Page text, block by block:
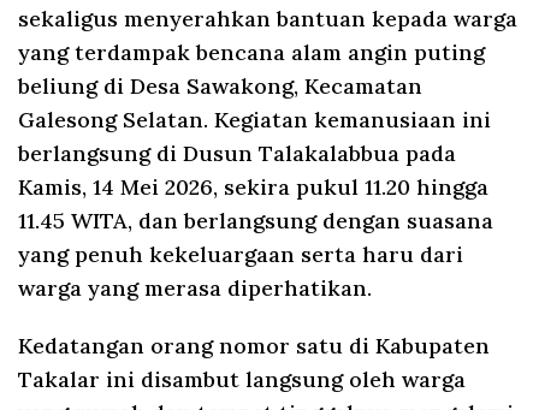
sekaligus menyerahkan bantuan kepada warga
yang terdampak bencana alam angin puting
beliung di Desa Sawakong, Kecamatan
Galesong Selatan. Kegiatan kemanusiaan ini
berlangsung di Dusun Talakalabbua pada
Kamis, 14 Mei 2026, sekira pukul 11.20 hingga
11.45 WITA, dan berlangsung dengan suasana
yang penuh kekeluargaan serta haru dari
warga yang merasa diperhatikan.
Kedatangan orang nomor satu di Kabupaten
Takalar ini disambut langsung oleh warga